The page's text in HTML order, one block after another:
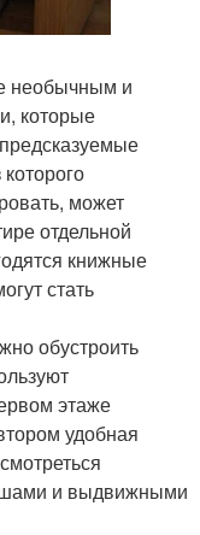
необычным и
которые
может
отдельной
книжные
стать
обустроить
этаже
удобная
и выдвижными